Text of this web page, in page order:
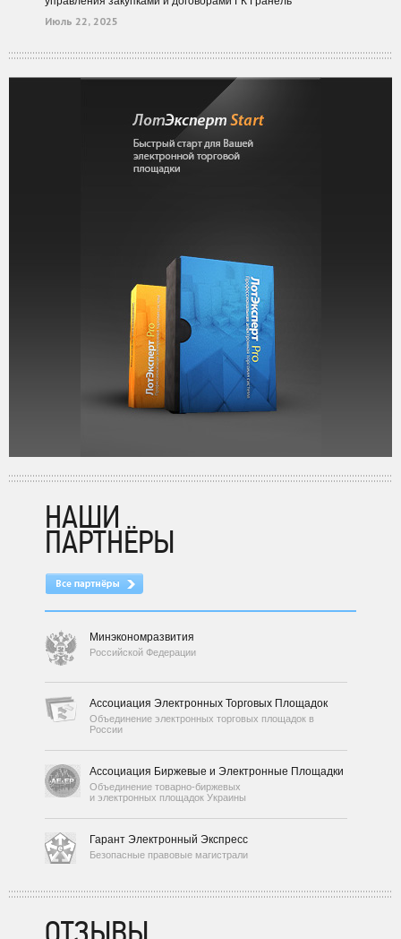
Июль 22, 2025
НАШИ
ПАРТНЁРЫ
Минэкономразвития
Российской Федерации
Ассоциация Электронных Торговых Площадок
Объединение электронных торговых площадок в
России
Ассоциация Биржевые и Электронные Площадки
Объединение товарно-биржевых
и электронных площадок Украины
Гарант Электронный Экспресс
Безопасные правовые магистрали